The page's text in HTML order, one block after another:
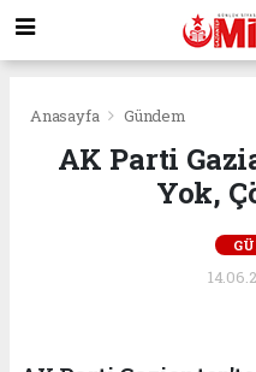
Anasayfa Gündem
AK Parti
Yok,